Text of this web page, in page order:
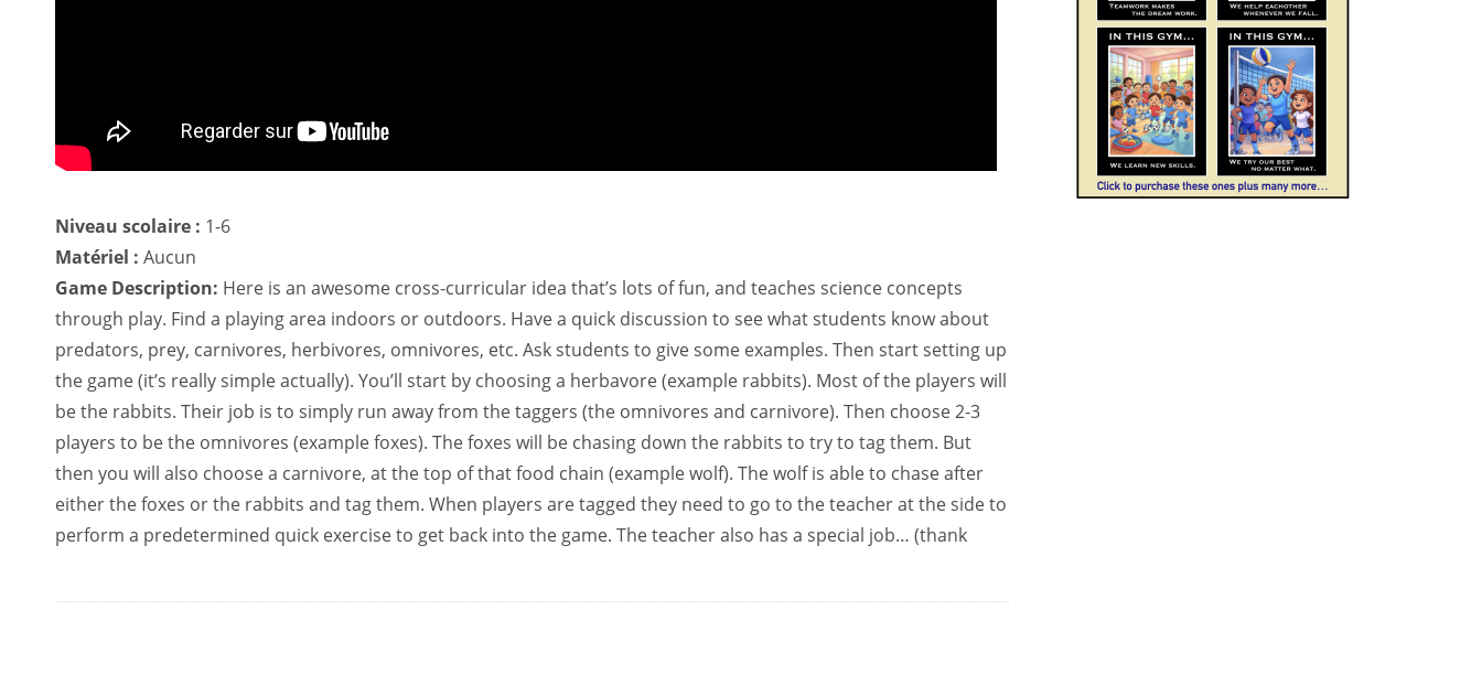
Niveau scolaire : 1-6
Matériel : Aucun
Game Description: Here is an awesome cross-curricular idea that’s lots of fun, and teaches science concepts
through play. Find a playing area indoors or outdoors. Have a quick discussion to see what students know about
predators, prey, carnivores, herbivores, omnivores, etc. Ask students to give some examples. Then start setting up
the game (it’s really simple actually). You’ll start by choosing a herbavore (example rabbits). Most of the players will
be the rabbits. Their job is to simply run away from the taggers (the omnivores and carnivore). Then choose 2-3
players to be the omnivores (example foxes). The foxes will be chasing down the rabbits to try to tag them. But
then you will also choose a carnivore, at the top of that food chain (example wolf). The wolf is able to chase after
either the foxes or the rabbits and tag them. When players are tagged they need to go to the teacher at the side to
perform a predetermined quick exercise to get back into the game. The teacher also has a special job… (thank